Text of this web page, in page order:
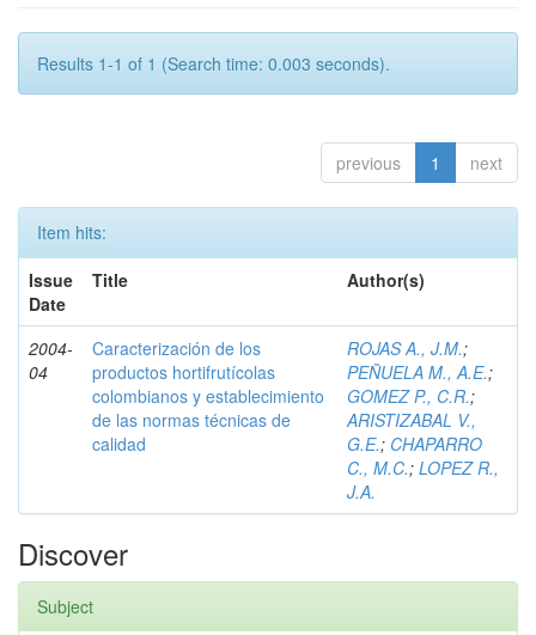
Results 1-1 of 1 (Search time: 0.003 seconds).
previous 1 next
Item hits:
Issue
Date
Title Author(s)
2004-
04
Caracterización de los
productos hortifrutícolas
colombianos y establecimiento
de las normas técnicas de
calidad
ROJAS A., J.M.;
PEÑUELA M., A.E.;
GOMEZ P., C.R.;
ARISTIZABAL V.,
G.E.; CHAPARRO
C., M.C.; LOPEZ R.,
J.A.
Discover
Subject